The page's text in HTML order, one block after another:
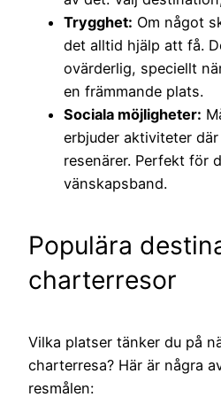
Trygghet: Om något
det alltid hjälp att få.
ovärderlig, speciellt
en främmande plats.
Sociala möjligheter:
erbjuder aktiviteter
resenärer. Perfekt för
vänskapsband.
Populära
charterresor
Vilka platser tänker du på
charterresa? Här är några
resmålen: